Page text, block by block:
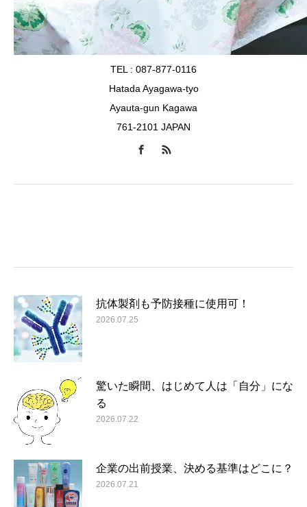
TEL : 087-877-0116
Hatada Ayagawa-tyo
Ayauta-gun Kagawa
761-2101 JAPAN
抗体製剤も予防接種に使用可！
2026.07.25
驚いた瞬間、はじめて人は「自分」にな
る
2026.07.22
企業の出前授業、決める基準はどこに？
2026.07.21